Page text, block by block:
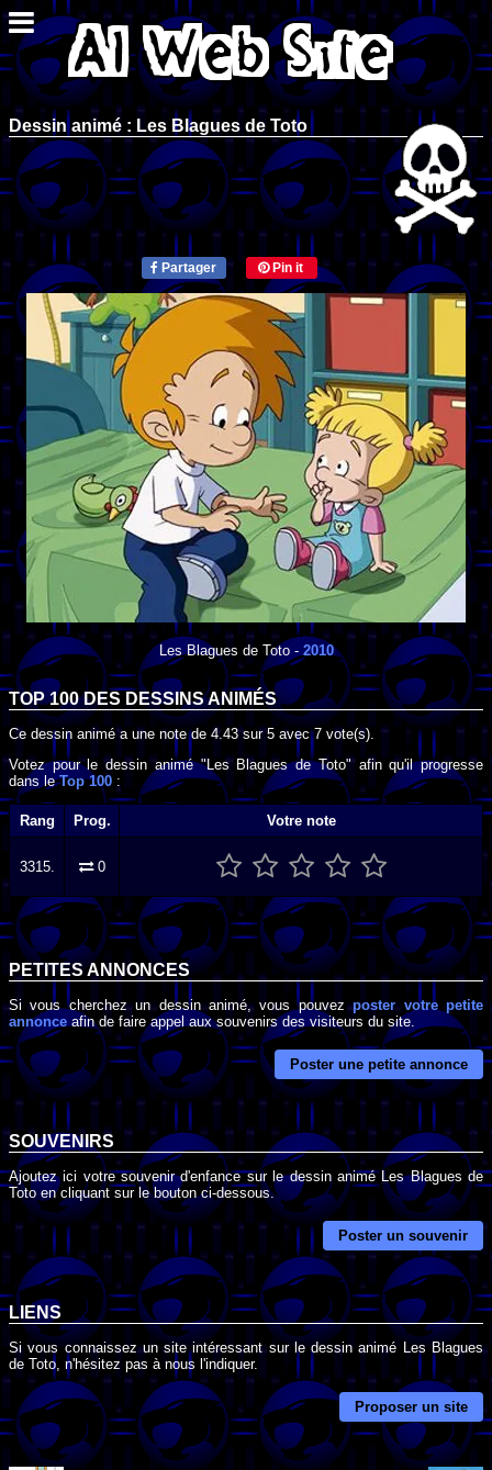
Dessin animé : Les Blagues de Toto
Partager Pin it
Les Blagues de Toto- 2010
TOP 100 DES DESSINS ANIMÉS
Ce dessin animé a une note de 4.43sur5 avec7 vote(s).
Votez pour le dessin animé "Les Blagues de Toto" afin qu'il progresse
dans leTop 100 :
Rang Prog. Votre note
3315. 0
PETITES ANNONCES
Si vous cherchez un dessin animé, vous pouvezposter votre petite
annonce afin de faire appel aux souvenirs des visiteurs du site.
Poster une petite annonce
SOUVENIRS
Ajoutez ici votre souvenir d'enfance sur le dessin animé Les Blagues de
Toto en cliquant sur le bouton ci-dessous.
Poster un souvenir
LIENS
Si vous connaissez un site intéressant sur le dessin animé Les Blagues
de Toto, n'hésitez pas à nous l'indiquer.
Proposer un site